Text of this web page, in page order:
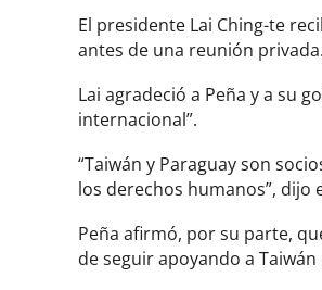
El presidente Lai Ching-te
antes de una reunión privada.
Lai agradeció a Peña y a su
internacional”.
“Taiwán y Paraguay son
los derechos humanos”, dijo
Peña afirmó, por su parte,
de seguir apoyando a